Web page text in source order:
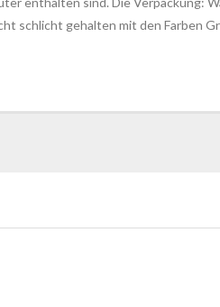
schlicht gehalten mit den Farben